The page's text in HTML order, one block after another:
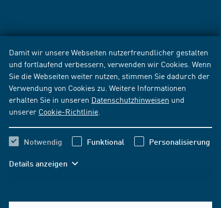
Damit wir unsere Webseiten nutzerfreundlicher gestalten
und fortlaufend verbessern, verwenden wir Cookies. Wenn
Sie die Webseiten weiter nutzen, stimmen Sie dadurch der
Verwendung von Cookies zu. Weitere Informationen
erhalten Sie in unseren Datenschutzhinweisen und
unserer Cookie-Richtlinie
Notwendig Funktional Personalisierung
Details anzeigen